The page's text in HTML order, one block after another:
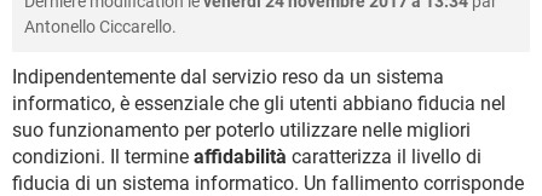
TIKTOK
TIKTOK FACEBOOK
HARDWARE
INTRATTENIMENTO
INSTAGRAM WHATSAPP
TIKTOK FACEBOOK
HARDWARE
INTRATTENIMENTO ANDROID
iOS WINDOWS 10
INSTAGRAM WHATSAPP
COVID-19 GAMING
INTRATTENIMENTO
iOS WINDOWS 10
Antonello Ciccarello.
Indipendentemente dal servizio reso da un sistema
informatico, è essenziale che gli utenti abbiano fiducia nel
suo funzionamento per poterlo utilizzare nelle migliori
condizioni. Il termine affidabilità caratterizza il livello di
fiducia di un sistema informatico. Un fallimento corrisponde